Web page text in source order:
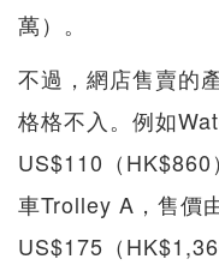
萬）。
不過，網店售賣的
格格不入。例如
US$110（
車Trolley A，售價
US$175（